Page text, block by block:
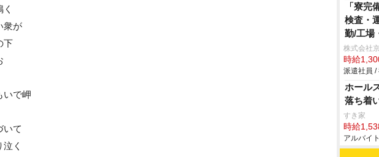
衆が
下
いで岬
いて
く
「寮完
検査・
勤/工場
株式会社
時給
派遣社員 /
ホール
落ち着
すき家
時給
アルバイ